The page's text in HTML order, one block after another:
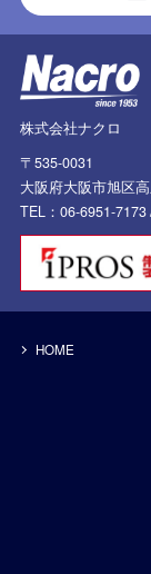
株式会社ナクロ
〒535-0031
大阪府大阪市旭区
TEL：06-6951-7173
HOME